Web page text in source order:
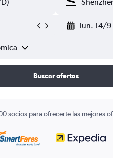
lun. 14/9
Buscar ofertas
socios para ofrecerte las mejores